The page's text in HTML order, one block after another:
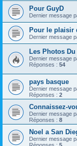
Pour GuyD
Dernier message
Pour le plaisir
Dernier message
Les Photos
Dernier message
Réponses : 54
pays basque
Dernier message
Réponses : 2
Connaissez-
Dernier message
Réponses : 8
Noel a San
Dernier message